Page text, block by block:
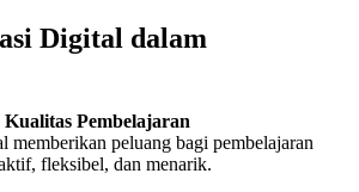
Digital dalam
Pembelajaran
memberikan peluang bagi pembelajaran
fleksibel, dan menarik.